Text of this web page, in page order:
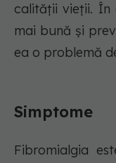
calității vieții. În
mai bună și
ea o problemă
Simptome
Fibromialgia